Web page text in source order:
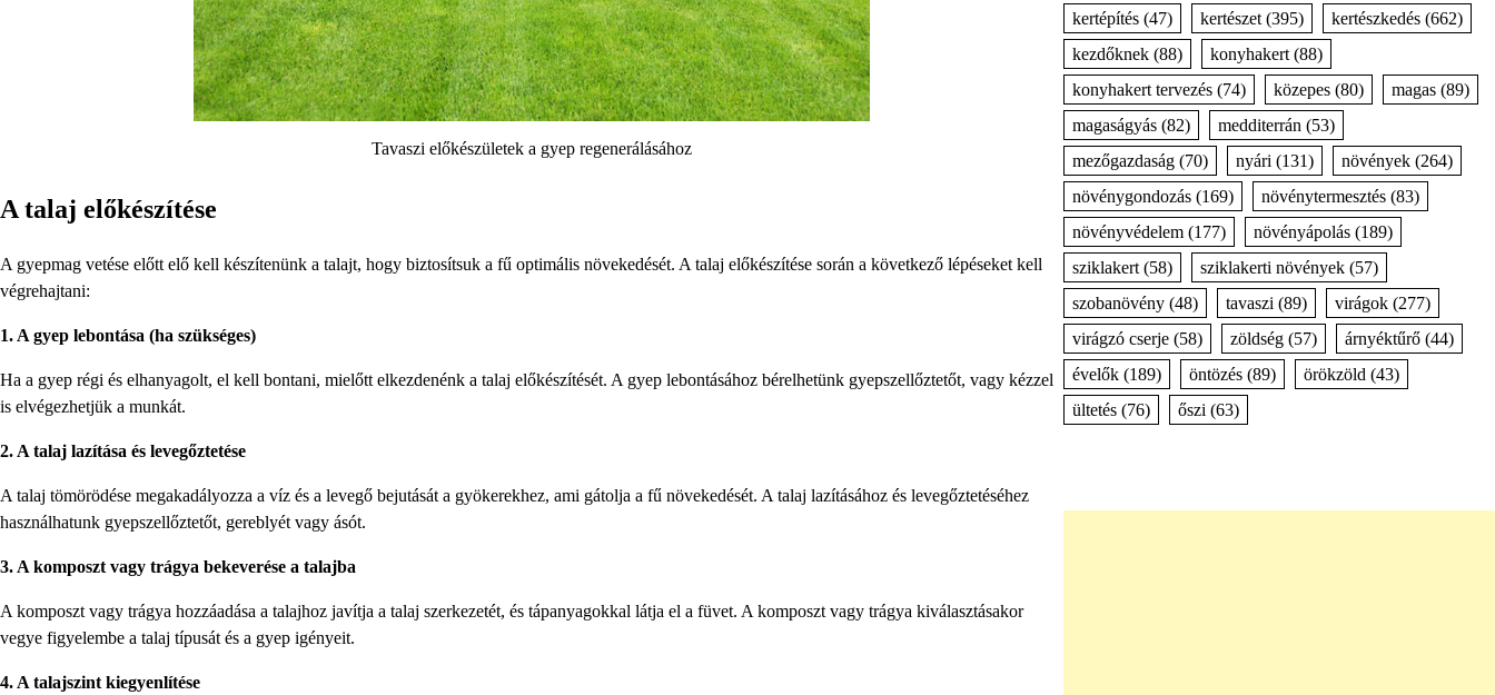
Tavaszi előkészületek a gyep regenerálásához
A talaj előkészítése
A gyepmag vetése előtt elő kell készítenünk a talajt, hogy biztosítsuk a fű optimális növekedését. A talaj előkészítése során a következő lépéseket kell
végrehajtani:
1. A gyep lebontása (ha szükséges)
Ha a gyep régi és elhanyagolt, el kell bontani, mielőtt elkezdenénk a talaj előkészítését. A gyep lebontásához bérelhetünk gyepszellőztetőt, vagy kézzel
is elvégezhetjük a munkát.
2. A talaj lazítása és levegőztetése
A talaj tömörödése megakadályozza a víz és a levegő bejutását a gyökerekhez, ami gátolja a fű növekedését. A talaj lazításához és levegőztetéséhez
használhatunk gyepszellőztetőt, gereblyét vagy ásót.
3. A komposzt vagy trágya bekeverése a talajba
A komposzt vagy trágya hozzáadása a talajhoz javítja a talaj szerkezetét, és tápanyagokkal látja el a füvet. A komposzt vagy trágya kiválasztásakor
vegye figyelembe a talaj típusát és a gyep igényeit.
4. A talajszint kiegyenlítése
kertépítés(47) kertészet(395) kertészkedés(662)
kezdőknek(88) konyhakert(88)
konyhakert tervezés(74) közepes(80) magas(89)
magaságyás(82) medditerrán (53)
mezőgazdaság(70) nyári (131) növények(264)
növénygondozás(169) növénytermesztés(83)
növényvédelem(177) növényápolás(189)
sziklakert(58) sziklakerti növények(57)
szobanövény(48) tavaszi (89) virágok(277)
virágzó cserje(58) zöldség(57) árnyéktűrő(44)
évelők(189) öntözés(89) örökzöld (43)
ültetés(76) őszi (63)